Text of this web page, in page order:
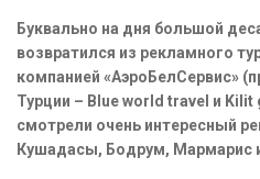
Буквально на дня большой
возвратился из рекламного
компанией «АэроБелСервис»
Турции – Blue world travel и Kilit
смотрели очень интересный
Кушадасы, Бодрум, Мармарис